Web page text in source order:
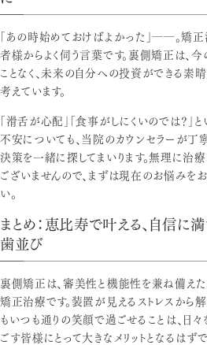
「あの時始めておけばよかった」――。矯
者様からよく伺う言葉です。裏側矯正は、
ことなく、未来の自分への投資ができる素
考えています。
「滑舌が心配」「食事がしにくいのでは？」
不安についても、当院のカウンセラーが丁
決策を一緒に探してまいります。無理に治
ございませんので、まずは現在のお悩みを
い。
まとめ：恵比寿で叶える、自信に
歯並び
裏側矯正は、審美性と機能性を兼ね備え
矯正治療です。装置が見えるストレスから
もいつも通りの笑顔で過ごせることは、日々
ごす皆様にとって大きなメリットとなるはずで